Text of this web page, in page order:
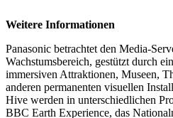
Weitere Informationen
Panasonic betrachtet den Media-
Wachstumsbereich, gestützt durch
immersiven Attraktionen, Museen,
anderen permanenten visuellen
Hive werden in unterschiedlichen
BBC Earth Experience, das